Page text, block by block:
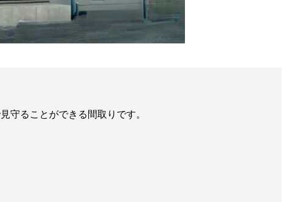
守ることができる間取りです。